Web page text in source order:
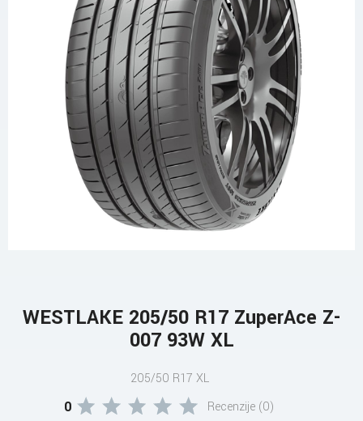
WESTLAKE 205/50 R17 ZuperAce Z-
007 93W XL
205/50 R17 XL
0 Recenzije (0)